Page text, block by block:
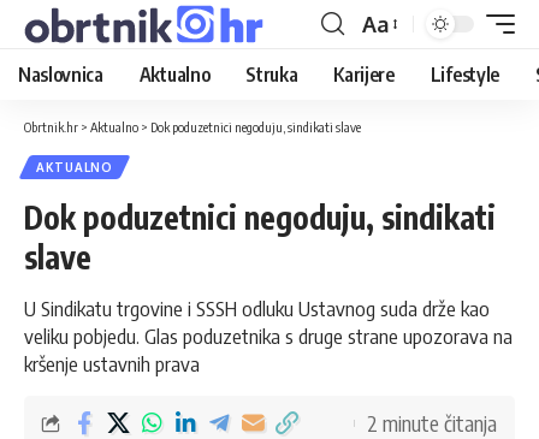
Aa
Naslovnica Aktualno Struka Karijere Lifestyle
Obrtnik.hr > Aktualno > Dok poduzetnici negoduju, sindikati slave
AKTUALNO
Dok poduzetnici negoduju, sindikati
slave
U Sindikatu trgovine i SSSH odluku Ustavnog suda drže kao
veliku pobjedu. Glas poduzetnika s druge strane upozorava na
kršenje ustavnih prava
2 minute čitanja